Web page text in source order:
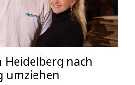
Heidelberg nach
umziehen